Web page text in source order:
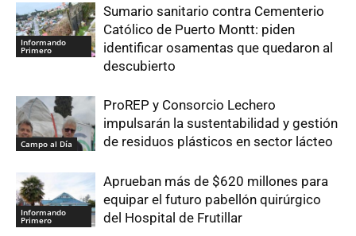
Informando
Primero
Sumario sanitario contra Cementerio
Católico de Puerto Montt: piden
identificar osamentas que quedaron al
descubierto
Campo al Día
ProREP y Consorcio Lechero
impulsarán la sustentabilidad y gestión
de residuos plásticos en sector lácteo
Informando
Primero
Aprueban más de $620 millones para
equipar el futuro pabellón quirúrgico
del Hospital de Frutillar